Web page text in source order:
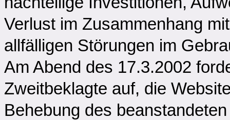
Verlust im Zusammenhang
allfälligen Störungen im
Am Abend des 17.3.2002
Zweitbeklagte auf, die
Behebung des